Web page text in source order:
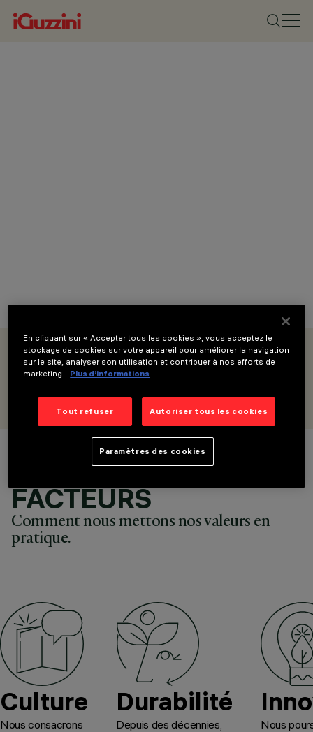
VALEURS
FACTEURS
Comment nous mettons nos valeurs en
pratique.
Culture
Nous consacrons
Durabilité
Depuis des décennies,
Nous
En cliquant sur « Accepter tous les cookies », vous acceptez le
stockage de cookies sur votre appareil pour améliorer la navigation
sur le site, analyser son utilisation et contribuer à nos efforts de
marketing.
Plus d’informations
Tout refuser Autoriser tous les cookies
Paramètres des cookies